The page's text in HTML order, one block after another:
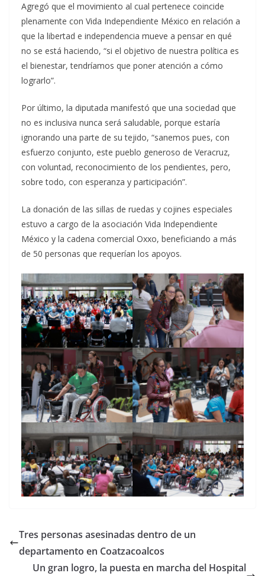
Agregó que el movimiento al cual pertenece coincide
plenamente con Vida Independiente México en relación a
que la libertad e independencia mueve a pensar en qué
no se está haciendo, “si el objetivo de nuestra política es
el bienestar, tendríamos que poner atención a cómo
lograrlo”.
Por último, la diputada manifestó que una sociedad que
no es inclusiva nunca será saludable, porque estaría
ignorando una parte de su tejido, “sanemos pues, con
esfuerzo conjunto, este pueblo generoso de Veracruz,
con voluntad, reconocimiento de los pendientes, pero,
sobre todo, con esperanza y participación”.
La donación de las sillas de ruedas y cojines especiales
estuvo a cargo de la asociación Vida Independiente
México y la cadena comercial Oxxo, beneficiando a más
de 50 personas que requerían los apoyos.
Tres personas asesinadas dentro de un
departamento en Coatzacoalcos
Un gran logro, la puesta en marcha del Hospital